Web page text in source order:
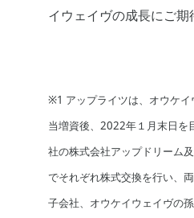
イウェイヴの成長にご期
※1 アップライツは、オウケ
当増資後、2022年１月末日を
社の株式会社アップドリーム
でそれぞれ株式交換を行い、
子会社、オウケイウェイヴの